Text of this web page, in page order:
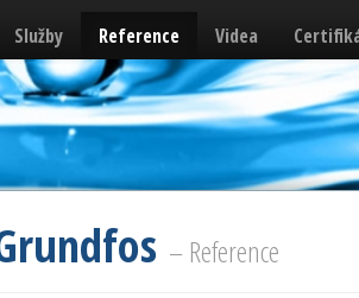
Služby Reference Videa
– Reference